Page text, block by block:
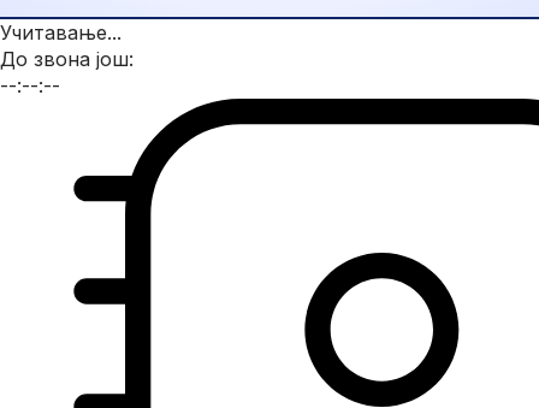
Учитавање...
До звона још:
--:--:--